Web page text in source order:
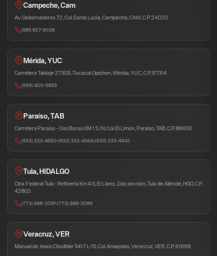
Campeche, Cam
Av. Gobernadores 72, Col. Santa Lucia, Campeche, CAM, C.P. 24020
(981) 827-9038
Mérida, YUC
Carretera Tablaje 27305, Tixcacal Opichen, Mérida, YUC, C.P. 97314
(999) 400-5855
Paraíso, TAB
Carretera Paraíso - Dos Bocas KM 1 S/N, Col. El Limón, Paraíso, TAB, C.P. 86600
(933) 333-4692•(933) 333-4564•(933) 333-4942
Tula, HIDALGO
Ctra. Federal Tula - Refinería Km 4.5, El Llano, 2da. sección, Tula de Allende, HGO, C.P.
42803
(773) 688-2091•(773) 688-3089
Veracruz, VER
Manuel de Jesús Clouthier 5417 L-15, Col. Amapolas, Veracruz, VER, C.P. 91698